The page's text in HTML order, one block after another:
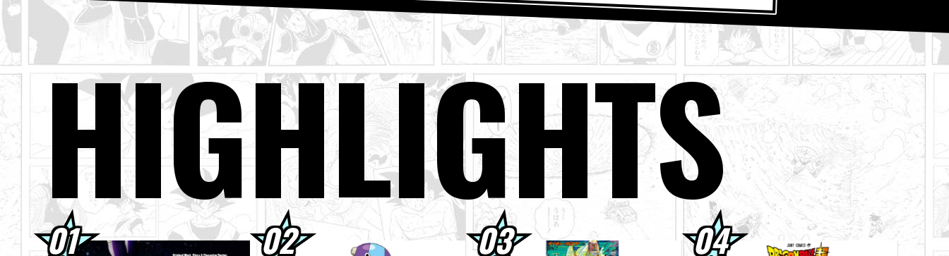
04.08.2026 Wöchentliche ☆ Charaktervorstellung #267: Granolah aus Dragon Ball Super!
03.08.2026 [3. August] Weekly Dragon Ball News Nachrichtensendung!
03.08.2026 Super Saiyan Goku schließt sich der BLOOD OF SAIYANS -Serie an!
01.08.2026 Dragon Ball Super Divers Battle of Saiyans Advance Packs jetzt im Angebot!
30.07.2026
DRAGON BALL: Funkelnd! ZEROs neuer, bahnbrechender NEO- DLC ist da! Sieh dir die
Bilder der neuen Features an!
[Interview mit Hironobu Kageyama!] DRAGON BALL: Sparking! Der Titellied „ZERO“ für
den neuen NEO- DLC ist jetzt erhältlich!
29.07.2026
[#101] Toyotarou versuchte zu zeichnen: Eine bestimmte Figur, die gegen den God of
Destruction Beerus kämpfte!
HIGHLIGHTS